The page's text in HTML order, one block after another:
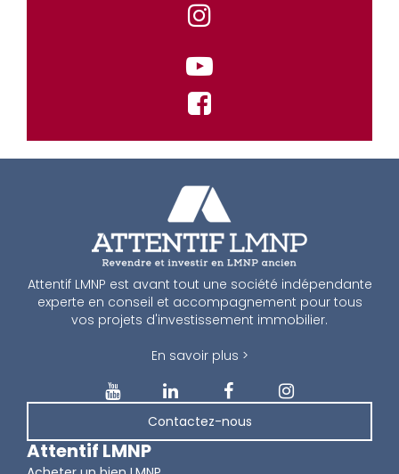
Attentif LMNP est avant tout une société indépendante
experte en conseil et accompagnement pour tous
vos projets d'investissement immobilier.
En savoir plus >
Contactez-nous
Attentif LMNP